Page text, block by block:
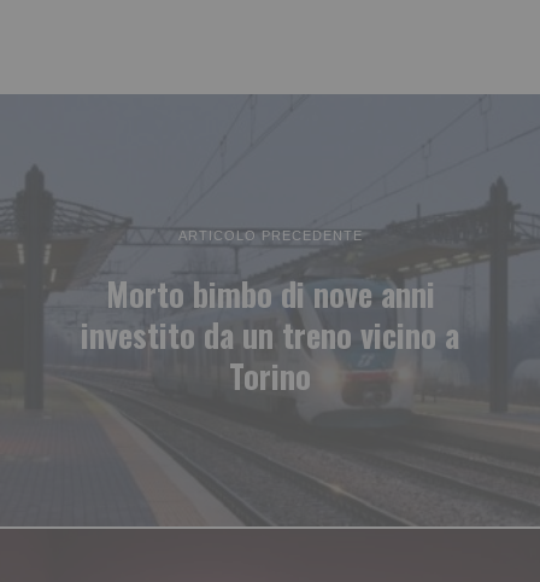
ARTICOLO PRECEDENTE
Morto bimbo di nove anni
investito da un treno vicino a
Torino